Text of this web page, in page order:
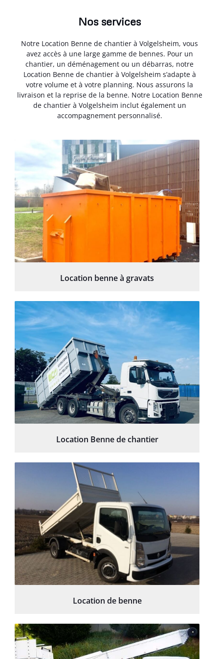
Nos services
Notre Location Benne de chantier à Volgelsheim, vous
avez accès à une large gamme de bennes. Pour un
chantier, un déménagement ou un débarras, notre
Location Benne de chantier à Volgelsheim s’adapte à
votre volume et à votre planning. Nous assurons la
livraison et la reprise de la benne. Notre Location Benne
de chantier à Volgelsheim inclut également un
accompagnement personnalisé.
Location benne à gravats
Location Benne de chantier
Location de benne